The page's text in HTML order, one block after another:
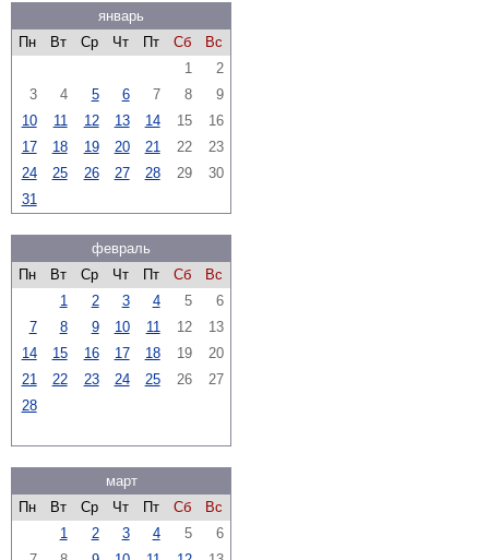
январь
Пн
Вт Ср Чт Пт Сб
Вс
1
2
3
4 5 6 7 8
9
10
11 12 13 14 15
16
17
18 19 20 21 22
23
24
25 26 27 28 29
30
31
февраль
Пн
Вт Ср Чт Пт Сб
Вс
1
2 3 4 5
6
7
8 9 10 11 12
13
14
15 16 17 18 19
20
21
22 23 24 25 26
27
28
март
Пн
Вт Ср Чт Пт Сб
Вс
1
2 3 4 5
6